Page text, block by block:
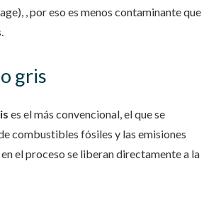
, por eso es menos contaminante que
gris
es el más convencional, el que se
combustibles fósiles y las emisiones
el proceso se liberan directamente a la